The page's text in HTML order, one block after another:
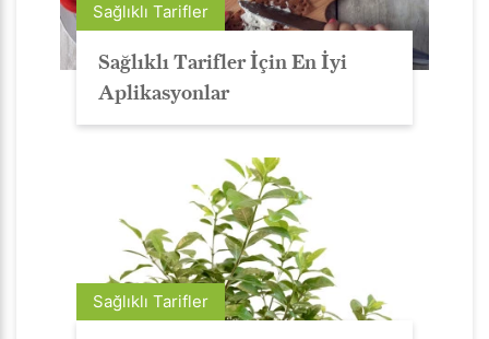
Sağlıklı Tarifler
Sağlıklı Tarifler İçin En İyi
Aplikasyonlar
Sağlıklı Tarifler